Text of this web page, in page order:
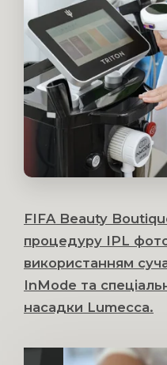
FIFA Beauty
процедуру IPL
використанням
InMode та
насадки Lumecca.